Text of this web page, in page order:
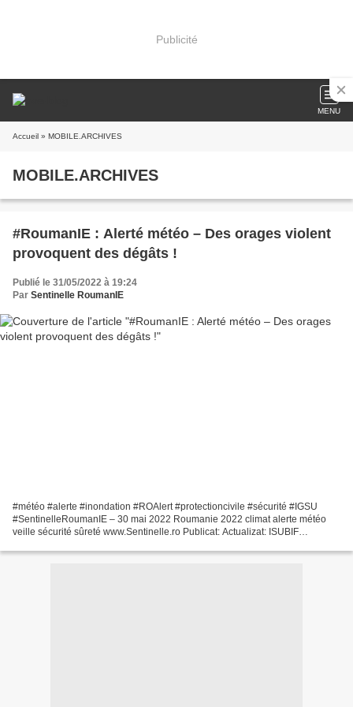
Publicité
MENU
Accueil » MOBILE.ARCHIVES
MOBILE.ARCHIVES
#RoumanIE : Alerté météo – Des orages violent
provoquent des dégâts !
Publié le 31/05/2022 à 19:24
Par Sentinelle RoumanIE
#météo #alerte #inondation #ROAlert #protectioncivile #sécurité #IGSU
#SentinelleRoumanIE – 30 mai 2022 Roumanie 2022 climat alerte météo
veille sécurité sûreté www.Sentinelle.ro Publicat: Actualizat: ISUBIF